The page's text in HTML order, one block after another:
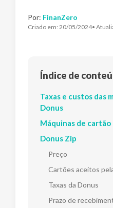
Por: FinanZero
Criado em: 20/05/2024•
Índice de
Taxas e custos das
Donus
Máquinas de cartão
Donus Zip
Preço
Cartões aceitos
Taxas da Donus
Prazo de